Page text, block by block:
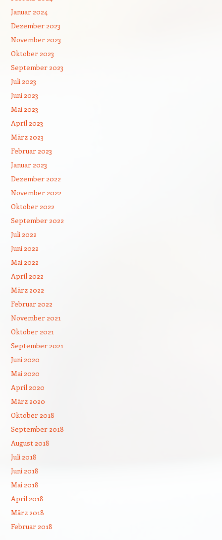
Januar 2024
Dezember 2023
November 2023
Oktober 2023
September 2023
Juli 2023
Juni 2023
Mai 2023
April 2023
März 2023
Februar 2023
Januar 2023
Dezember 2022
November 2022
Oktober 2022
September 2022
Juli 2022
Juni 2022
Mai 2022
April 2022
März 2022
Februar 2022
November 2021
Oktober 2021
September 2021
Juni 2020
Mai 2020
April 2020
März 2020
Oktober 2018
September 2018
August 2018
Juli 2018
Juni 2018
Mai 2018
April 2018
März 2018
Februar 2018